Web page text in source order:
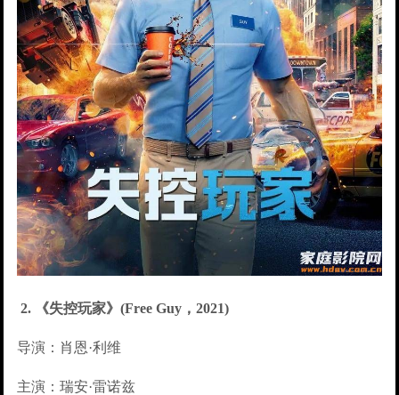
2. 《失控玩家》(Free Guy，2021)
导演：肖恩·利维
主演：瑞安·雷诺兹